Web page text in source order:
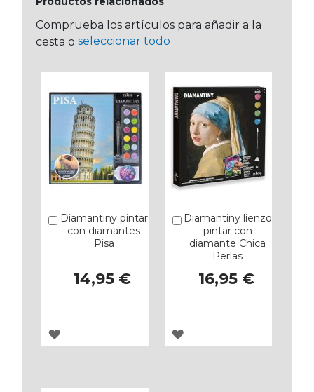
Comprueba los artículos para añadir a la
cesta o seleccionar todo
Diamantiny pintar
con diamantes
Pisa
14,95 €
Añadir
AGREGAR
Diamantiny lienzo
pintar con
diamante Chica
Perlas
16,95 €
Añadir
AGREGAR